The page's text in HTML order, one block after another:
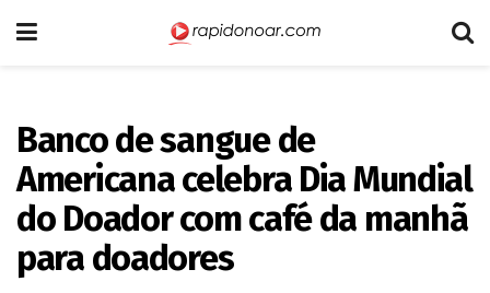
Banco de sangue de
Americana celebra Dia Mundial
do Doador com café da manhã
para doadores